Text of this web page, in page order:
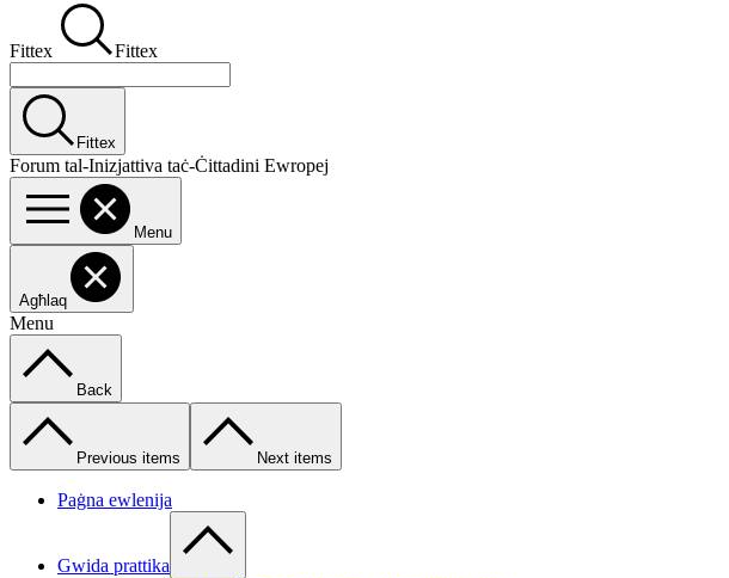
Fittex Fittex
Fittex
Forum tal-Inizjattiva taċ-Ċittadini Ewropej
Menu
Agħlaq
Menu
Back
Previous items Next items
Paġna ewlenija
Gwida prattika